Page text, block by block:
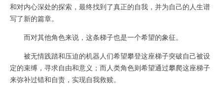
和对内心深处的探索，最终找到了真正的自我，并为自己的人生谱
写了新的篇章。
而对其他角色来说，这条梯子也是一个希望的象征。
被无情践踏和压迫的机器人们希望攀登这座梯子突破自己被设
定的束缚，寻求自由和意义；而人类角色则希望通过攀爬这座梯子
来弥补过错和自责，实现自我救赎。